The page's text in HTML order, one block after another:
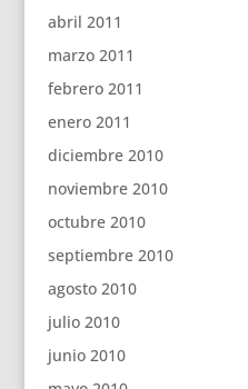
abril 2011
marzo 2011
febrero 2011
enero 2011
diciembre 2010
noviembre 2010
octubre 2010
septiembre 2010
agosto 2010
julio 2010
junio 2010